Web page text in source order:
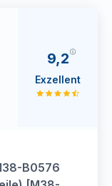
B0576
9,2
Exzellent